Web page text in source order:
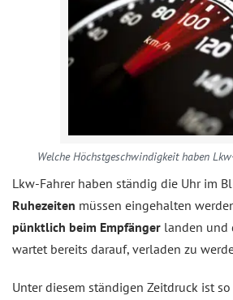
Welche Höchstgeschwindigkeit haben
Lkw-Fahrer haben ständig die Uhr im
Ruhezeiten müssen eingehalten
pünktlich beim Empfänger landen und
wartet bereits darauf, verladen zu
Unter diesem ständigen Zeitdruck ist